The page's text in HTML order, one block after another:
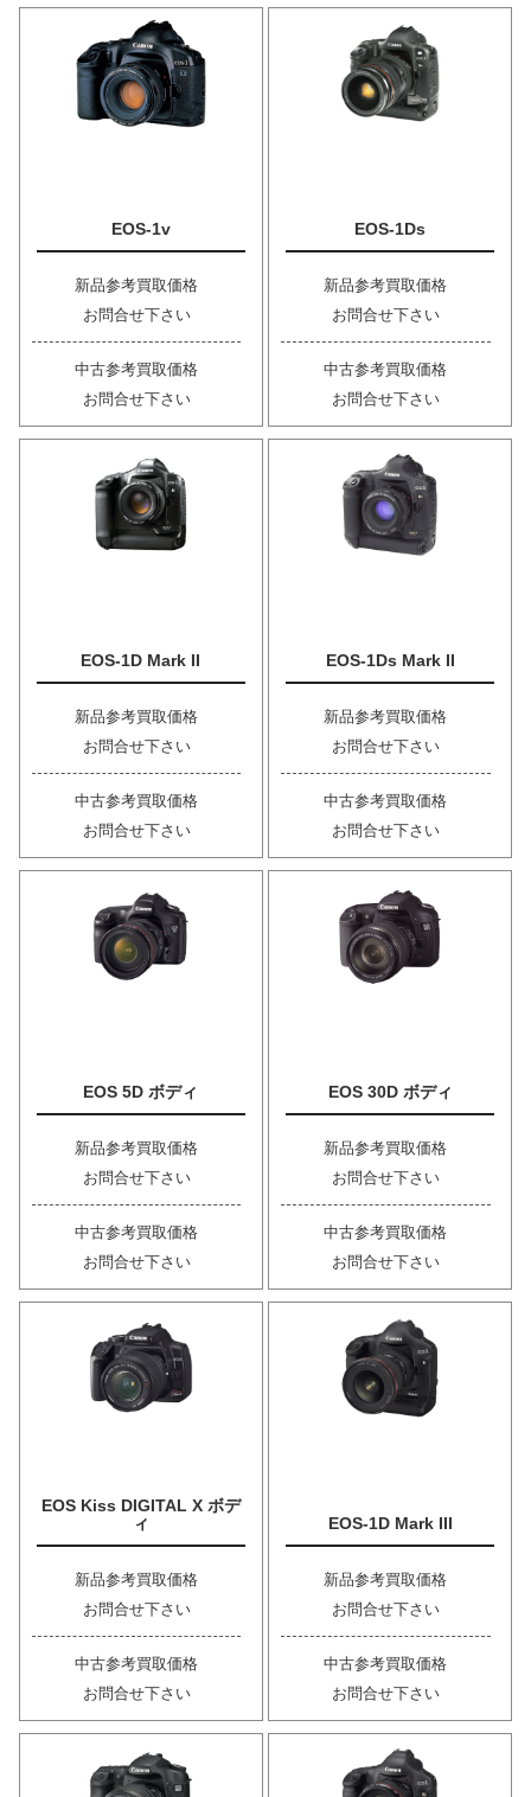
EOS-1v
新品参考買取価格
お問合せ下さい
中古参考買取価格
お問合せ下さい
EOS-1Ds
新品参考買取価格
お問合せ下さい
中古参考買取価格
お問合せ下さい
EOS-1D Mark II
新品参考買取価格
お問合せ下さい
中古参考買取価格
お問合せ下さい
EOS-1Ds Mark II
新品参考買取価格
お問合せ下さい
中古参考買取価格
お問合せ下さい
EOS 5D ボディ
新品参考買取価格
お問合せ下さい
中古参考買取価格
お問合せ下さい
EOS 30D ボディ
新品参考買取価格
お問合せ下さい
中古参考買取価格
お問合せ下さい
EOS Kiss DIGITAL X ボデ
ィ
新品参考買取価格
お問合せ下さい
中古参考買取価格
お問合せ下さい
EOS-1D Mark III
新品参考買取価格
お問合せ下さい
中古参考買取価格
お問合せ下さい